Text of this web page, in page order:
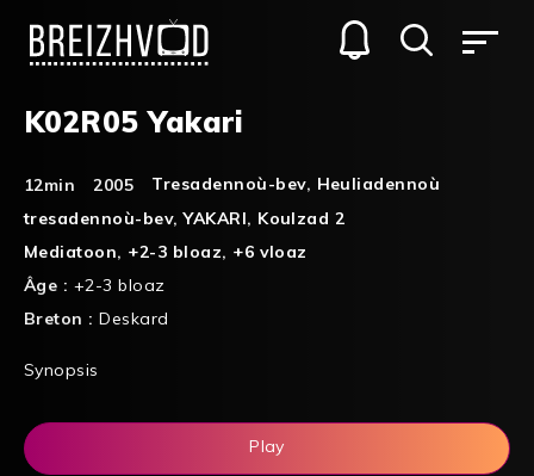
K02R05 Yakari
12min 2005 Tresadennoù-bev, Heuliadennoù
tresadennoù-bev,YAKARI, Koulzad 2
Mediatoon, +2-3 bloaz, +6 vloaz
Âge : +2-3 bloaz
Breton :Deskard
Synopsis
Play